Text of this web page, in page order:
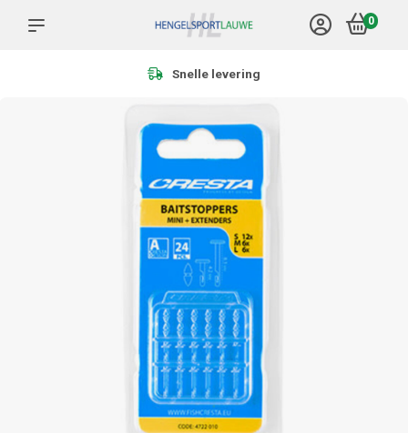
0
Snelle levering